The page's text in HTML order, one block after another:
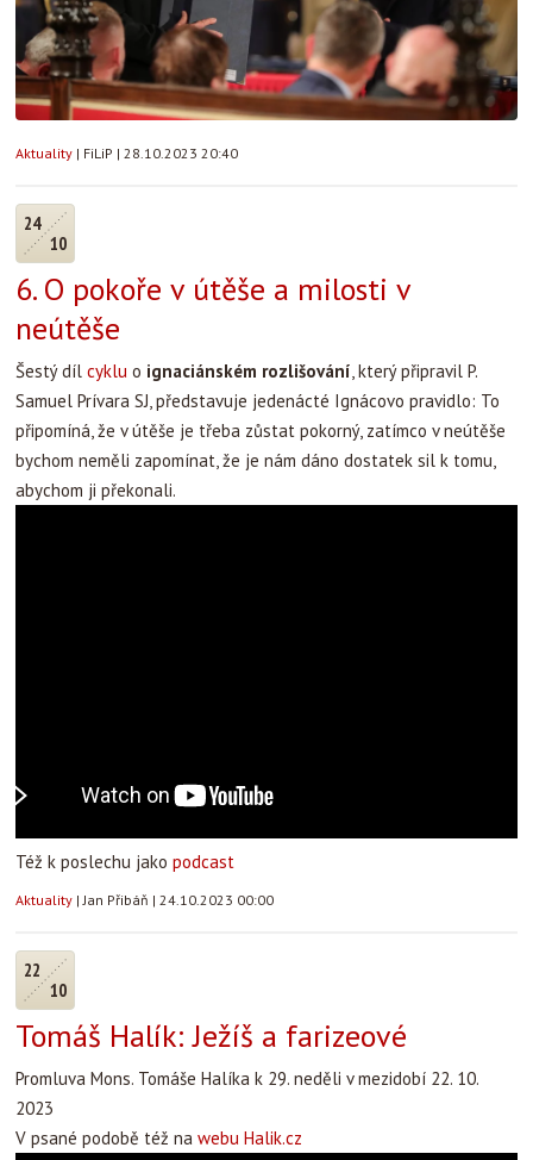
Aktuality | FiLiP | 28.10.2023 20:40
24
10
6. O pokoře v útěše a milosti v
neútěše
Šestý díl cyklu o ignaciánském rozlišování, který připravil P.
Samuel Prívara SJ, představuje jedenácté Ignácovo pravidlo: To
připomíná, že v útěše je třeba zůstat pokorný, zatímco v neútěše
bychom neměli zapomínat, že je nám dáno dostatek sil k tomu,
abychom ji překonali.
Též k poslechu jako podcast
Aktuality |Jan Přibáň | 24.10.2023 00:00
22
10
Tomáš Halík: Ježíš a farizeové
Promluva Mons. Tomáše Halíka k 29. neděli v mezidobí 22. 10.
2023
V psané podobě též na webu Halik.cz